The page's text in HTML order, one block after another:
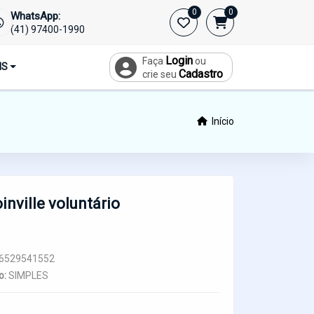
WhatsApp:
(41) 97400-1990
0 0
Faça Loginou
crie seu Cadastro
Início
voluntário
SIMPLES